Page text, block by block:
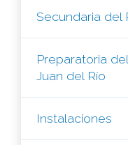
Secundaria del
Preparatoria
Juan del Río
Instalaciones